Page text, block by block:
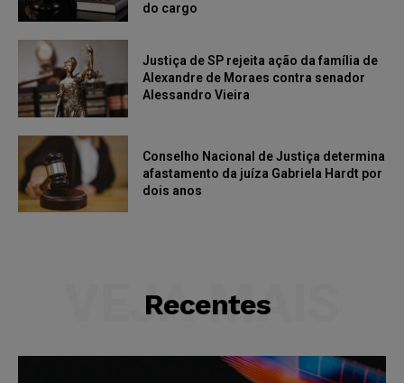
do cargo
Justiça de SP rejeita ação da família de
Alexandre de Moraes contra senador
Alessandro Vieira
Conselho Nacional de Justiça determina
afastamento da juíza Gabriela Hardt por
dois anos
Recentes
VEJA MAIS